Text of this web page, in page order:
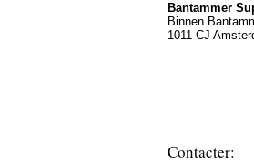
Bantammer
Binnen
1011 CJ
Contacter: